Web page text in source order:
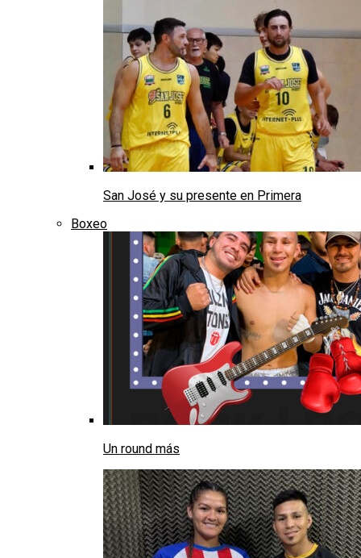
San José y su presente en Primera
Boxeo
Un round más